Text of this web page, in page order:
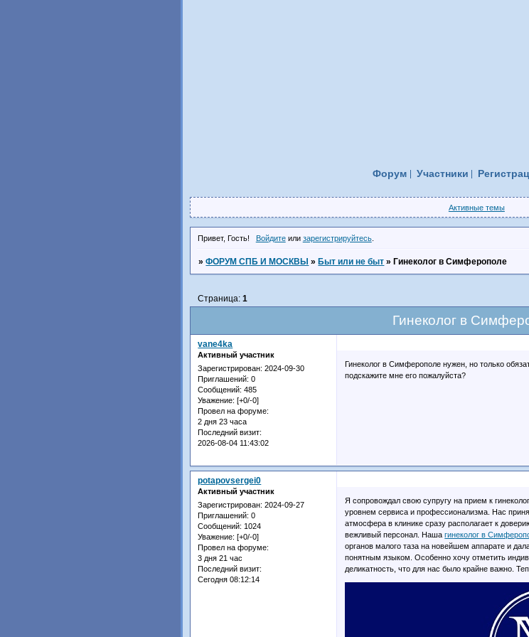
Форум Участники
Активные темы
Привет, Гость! Войдитеили зарегистрируйтесь.
»ФОРУМ СПБ И МОСКВЫ » Быт или не быт » Гинеколог в Симферополе
Гинеколог в
Страница:1
vane4ka
Активный участник
Зарегистрирован: 2024-09-30
Приглашений: 0
Сообщений: 485
Уважение: [+0/-0]
Провел на форуме:
2 дня 23 часа
Последний визит:
2026-08-04 11:43:02
Гинеколог в Симферополе нужен, но только
подскажите мне его пожалуйста?
potapovsergei0
Активный участник
Зарегистрирован: 2024-09-27
Приглашений: 0
Сообщений: 1024
Уважение: [+0/-0]
Провел на форуме:
3 дня 21 час
Последний визит:
Сегодня 08:12:14
Я сопровождал свою супругу на прием к
уровнем сервиса и профессионализма. Нас
атмосфера в клинике сразу располагает к
вежливый персонал. Нашагинеколог в
органов малого таза на новейшем аппарате и
понятным языком. Особенно хочу отметить
деликатность, что для нас было крайне важно.